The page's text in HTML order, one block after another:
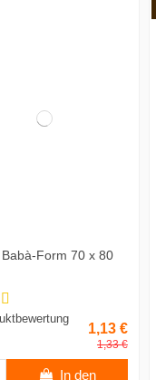
Form 70 x 80
1,13 €
1,33 €
In den